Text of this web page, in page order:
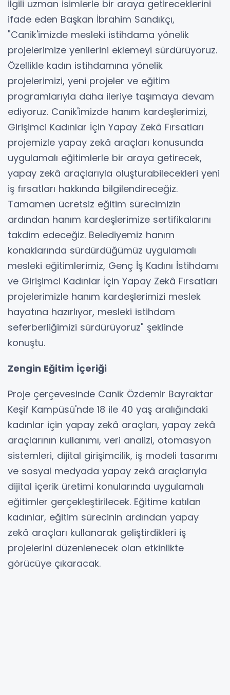
ilgili uzman isimlerle bir araya getireceklerini
ifade eden Başkan İbrahim Sandıkçı,
"Canik'imizde mesleki istihdama yönelik
projelerimize yenilerini eklemeyi sürdürüyoruz.
Özellikle kadın istihdamına yönelik
projelerimizi, yeni projeler ve eğitim
programlarıyla daha ileriye taşımaya devam
ediyoruz. Canik'imizde hanım kardeşlerimizi,
Girişimci Kadınlar İçin Yapay Zekâ Fırsatları
projemizle yapay zekâ araçları konusunda
uygulamalı eğitimlerle bir araya getirecek,
yapay zekâ araçlarıyla oluşturabilecekleri yeni
iş fırsatları hakkında bilgilendireceğiz.
Tamamen ücretsiz eğitim sürecimizin
ardından hanım kardeşlerimize sertifikalarını
takdim edeceğiz. Belediyemiz hanım
konaklarında sürdürdüğümüz uygulamalı
mesleki eğitimlerimiz, Genç İş Kadını İstihdamı
ve Girişimci Kadınlar İçin Yapay Zekâ Fırsatları
projelerimizle hanım kardeşlerimizi meslek
hayatına hazırlıyor, mesleki istihdam
seferberliğimizi sürdürüyoruz" şeklinde
konuştu.
Zengin Eğitim İçeriği
Proje çerçevesinde Canik Özdemir Bayraktar
Keşif Kampüsü'nde 18 ile 40 yaş aralığındaki
kadınlar için yapay zekâ araçları, yapay zekâ
araçlarının kullanımı, veri analizi, otomasyon
sistemleri, dijital girişimcilik, iş modeli tasarımı
ve sosyal medyada yapay zekâ araçlarıyla
dijital içerik üretimi konularında uygulamalı
eğitimler gerçekleştirilecek. Eğitime katılan
kadınlar, eğitim sürecinin ardından yapay
zekâ araçları kullanarak geliştirdikleri iş
projelerini düzenlenecek olan etkinlikte
görücüye çıkaracak.